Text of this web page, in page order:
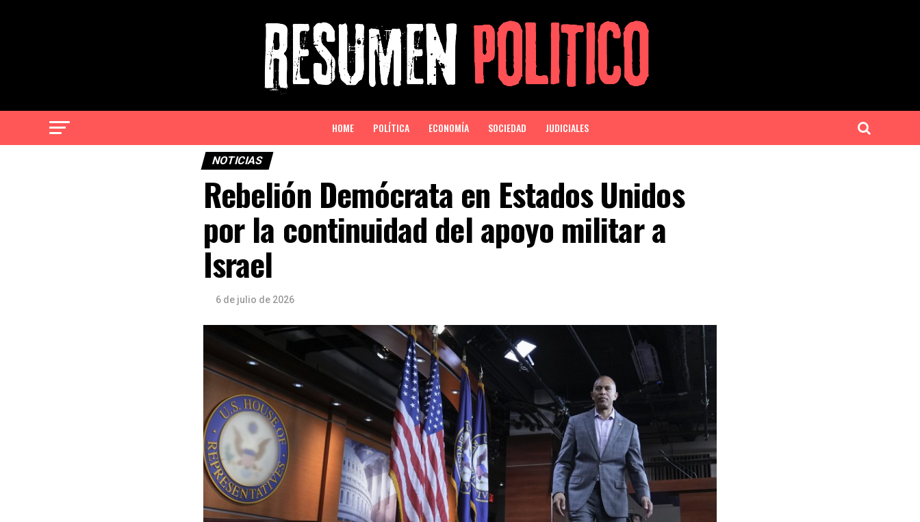
HOME POLÍTICA ECONOMÍA SOCIEDAD JUDICIALES
NOTICIAS
Rebelión Demócrata en Estados Unidos
por la continuidad del apoyo militar a
Israel
6 de julio de 2026